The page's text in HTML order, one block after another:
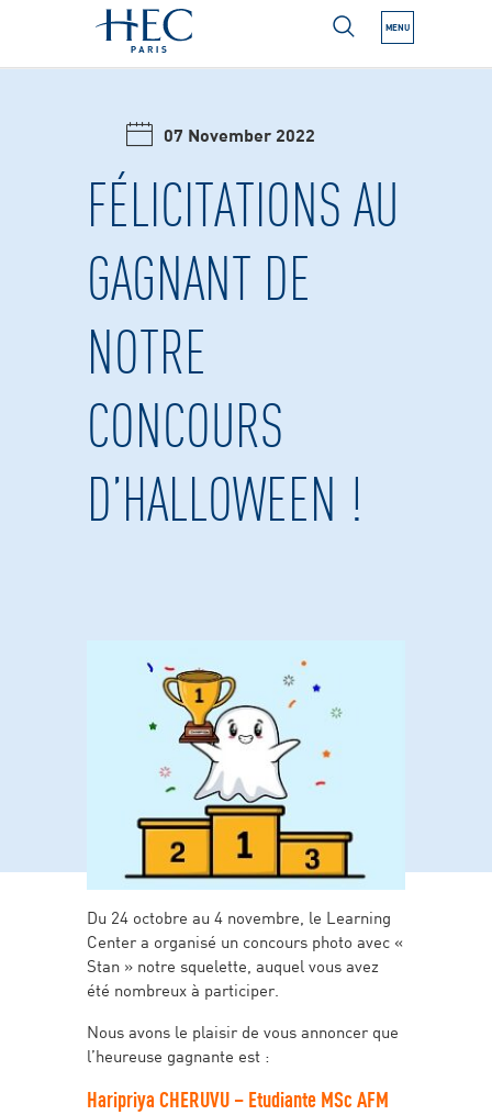
MENU
NEXT SUBMENU
NEXT SUBMENU
07 November 2022
FÉLICITATIONS AU
GAGNANT DE
NOTRE
CONCOURS
D’HALLOWEEN !
Du 24 octobre au 4 novembre, le Learning
Center a organisé un concours photo avec «
Stan » notre squelette, auquel vous avez
été nombreux à participer.
Nous avons le plaisir de vous annoncer que
l’heureuse gagnante est :
Haripriya CHERUVU – Etudiante MSc AFM